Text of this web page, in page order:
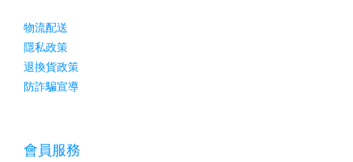
物流配送
隱私政策
退換貨政策
防詐騙宣導
會員服務